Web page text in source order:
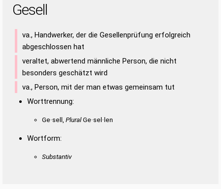
Gesell
va., Handwerker, der die Gesellenprüfung erfolgreich
abgeschlossen hat
veraltet, abwertend männliche Person, die nicht
besonders geschätzt wird
va., Person, mit der man etwas gemeinsam tut
Worttrennung:
Ge·sell, PluralGe·sel·len
Wortform:
Substantiv